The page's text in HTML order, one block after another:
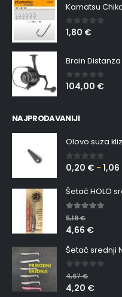
Kamatsu
0 out of 5
1,80 €
Brain Distanza
0out of 5
104,00 €
NAJPRODAVANIJI
Olovo suza
0 out of 5
0,20 € –1,06
5.00out of
5,18€
4,66 €
0 out of 5
4,67€
4,20 €